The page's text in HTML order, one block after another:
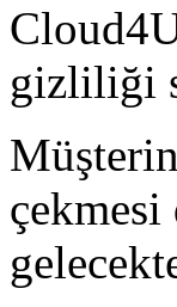
gizliliği